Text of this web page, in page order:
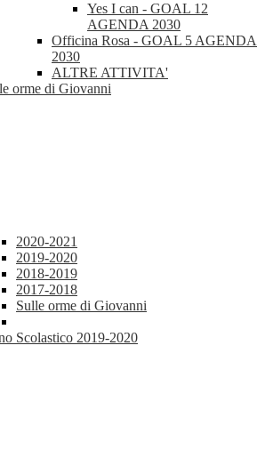
Yes I can - GOAL 12
AGENDA 2030
Officina Rosa - GOAL 5 AGENDA
2030
ALTRE ATTIVITA'
orme di Giovanni
2020-2021
2019-2020
2018-2019
2017-2018
Sulle orme di Giovanni
Scolastico 2019-2020